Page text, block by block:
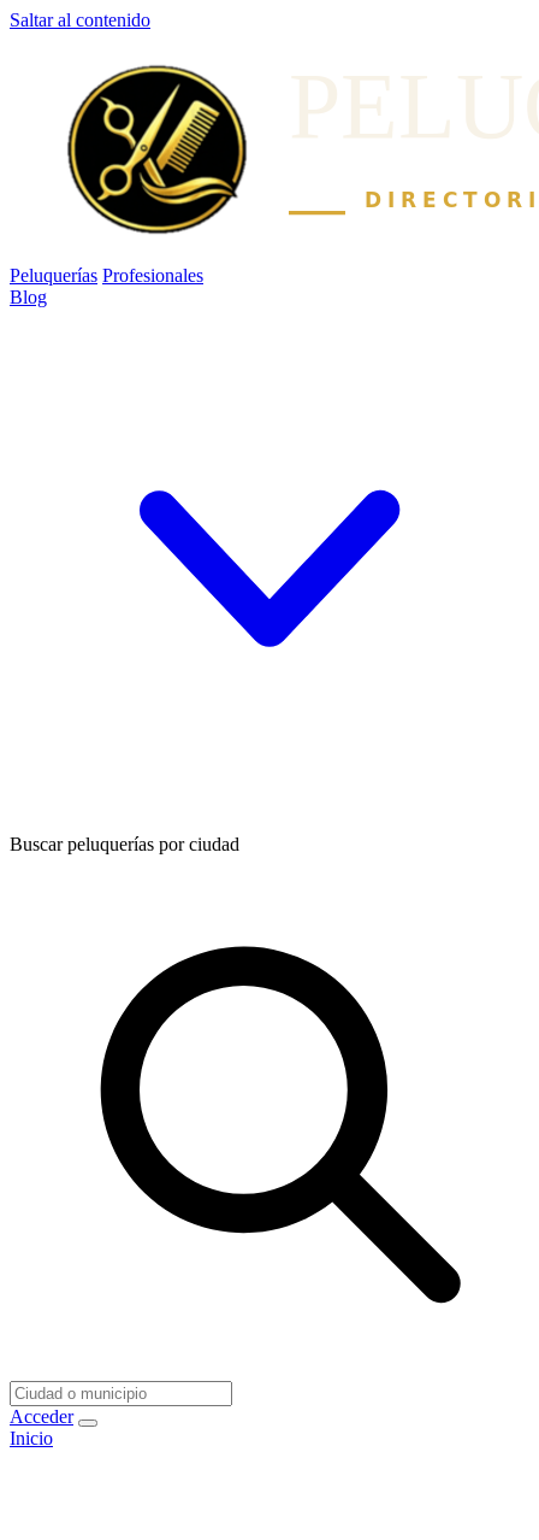
Saltar al contenido
Peluquerías Profesionales
Blog
Buscar peluquerías por ciudad
Acceder
Inicio